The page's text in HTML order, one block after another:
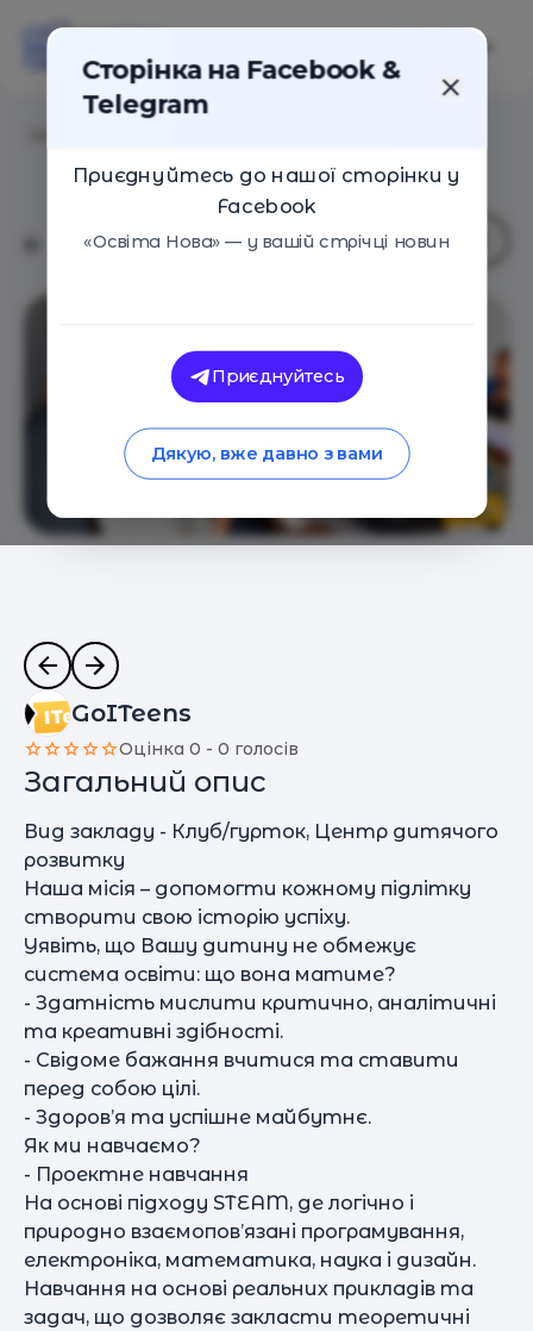
GoITeens
Оцінка 0 - 0 голосів
Загальний опис
Вид закладу - Клуб/гурток, Центр дитячого
розвитку
Наша місія – допомогти кожному підлітку
створити свою історію успіху.
Уявіть, що Вашу дитину не обмежує
система освіти: що вона матиме?
- Здатність мислити критично, аналітичні
та креативні здібності.
- Свідоме бажання вчитися та ставити
перед собою цілі.
- Здоров’я та успішне майбутнє.
Як ми навчаємо?
- Проектне навчання
На основі підходу STEAM, де логічно і
природно взаємопов’язані програмування,
електроніка, математика, наука і дизайн.
Навчання на основі реальних прикладів та
задач, що дозволяє закласти теоретичні
Сторінка на Facebook &
Telegram
Приєднуйтесь до нашої сторінки у
Facebook
«Освіта Нова» — у вашій стрічці новин
Приєднуйтесь
Дякую, вже давно з вами